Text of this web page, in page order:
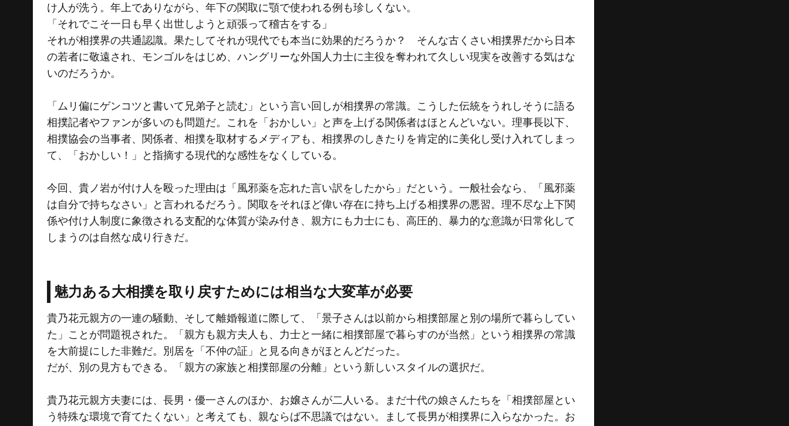
け人が洗う。年上でありながら、年下の関取に顎で使われる例も珍しくない。
「それでこそ一日も早く出世しようと頑張って稽古をする」
それが相撲界の共通認識。果たしてそれが現代でも本当に効果的だろうか？ そんな古くさい相撲界だから日本
の若者に敬遠され、モンゴルをはじめ、ハングリーな外国人力士に主役を奪われて久しい現実を改善する気はな
いのだろうか。
「ムリ偏にゲンコツと書いて兄弟子と読む」という言い回しが相撲界の常識。こうした伝統をうれしそうに語る
相撲記者やファンが多いのも問題だ。これを「おかしい」と声を上げる関係者はほとんどいない。理事長以下、
相撲協会の当事者、関係者、相撲を取材するメディアも、相撲界のしきたりを肯定的に美化し受け入れてしまっ
て、「おかしい！」と指摘する現代的な感性をなくしている。
今回、貴ノ岩が付け人を殴った理由は「風邪薬を忘れた言い訳をしたから」だという。一般社会なら、「風邪薬
は自分で持ちなさい」と言われるだろう。関取をそれほど偉い存在に持ち上げる相撲界の悪習。理不尽な上下関
係や付け人制度に象徴される支配的な体質が染み付き、親方にも力士にも、高圧的、暴力的な意識が日常化して
しまうのは自然な成り行きだ。
魅力ある大相撲を取り戻すためには相当な大変革が必要
貴乃花元親方の一連の騒動、そして離婚報道に際して、「景子さんは以前から相撲部屋と別の場所で暮らしてい
た」ことが問題視された。「親方も親方夫人も、力士と一緒に相撲部屋で暮らすのが当然」という相撲界の常識
を大前提にした非難だ。別居を「不仲の証」と見る向きがほとんどだった。
だが、別の見方もできる。「親方の家族と相撲部屋の分離」という新しいスタイルの選択だ。
貴乃花元親方夫妻には、長男・優一さんのほか、お嬢さんが二人いる。まだ十代の娘さんたちを「相撲部屋とい
う特殊な環境で育てたくない」と考えても、親ならば不思議ではない。まして長男が相撲界に入らなかった。お